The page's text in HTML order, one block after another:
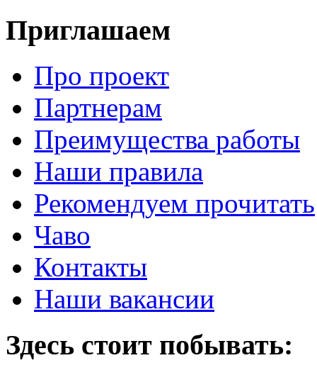
Приглашаем
Про проект
Партнерам
Преимущества работы
Наши правила
Рекомендуем прочитать
Чаво
Контакты
Наши вакансии
Здесь стоит побывать: